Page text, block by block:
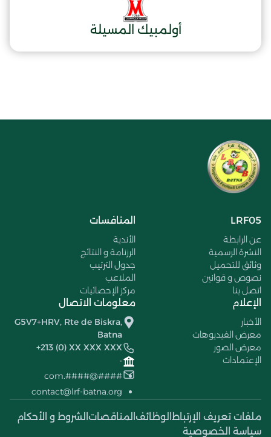
أولمبيك المسيلة
LRF05
عن الرابطة
النشرة الرسمية
وثائق للتحميل
نصوص و قوانين
اتصل بنا
المنافسات
الأندية
الرزنامة و النتائج
جدول الترتيب
الملاعب
مركز الإحصائيات
الإعلام
الأخبار
معرض الفيديوهات
معرض الصور
الإعتمادات
معلومات الاتصال
G5V7+HRV, Rte de Biskra,
Batna
+213 (0) XX XXX XXX
-
####@####.com
contact@lrf-batna.org
ملفات تعريف الإرتباط الوظائف المناقصات الشروط و الأحكام
سياسة الخصوصية